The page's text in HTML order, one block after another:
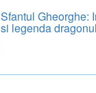
Sfantul Gheorghe:
si legenda